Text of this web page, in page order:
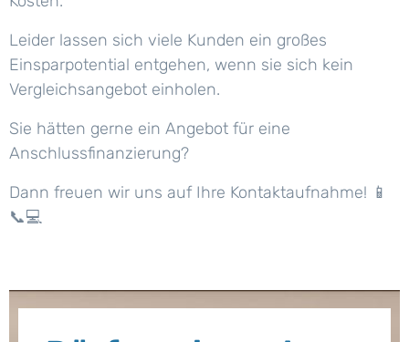
Leider lassen sich viele Kunden ein großes
Einsparpotential entgehen, wenn sie sich kein
Vergleichsangebot einholen.
Sie hätten gerne ein Angebot für eine
Anschlussfinanzierung?
Dann freuen wir uns auf Ihre Kontaktaufnahme! 📱
📞💻